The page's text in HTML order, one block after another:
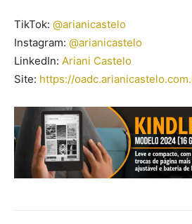
TikTok: @arianicastelo
Instagram: @arianicastelo
LinkedIn: Ariani Castelo
Site: https://oadc.arianicastelo.